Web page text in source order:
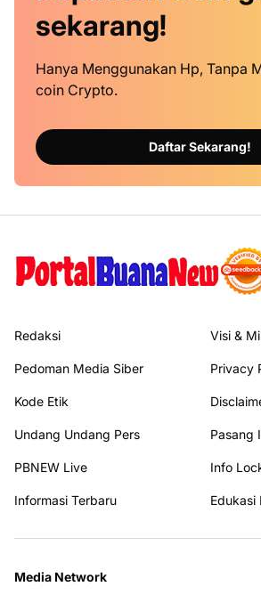
sekarang!
Hanya Menggunakan Hp, Tanpa
coin Crypto.
Daftar Sekarang!
Redaksi Visi &
Pedoman Media Siber Privacy
Kode Etik
Undang Undang Pers Pasang
PBNEW Live Info
Informasi Terbaru Edukasi
Media Network